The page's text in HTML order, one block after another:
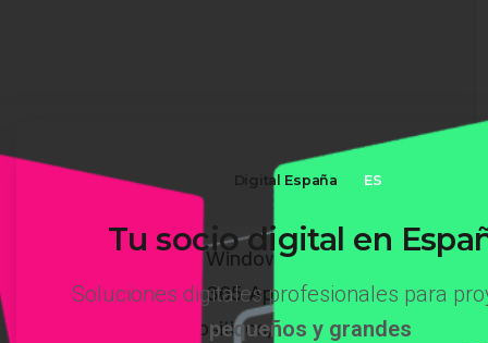
Podemos valorar Windows Autopilot,
Intune, Microsoft 365 Apps, configuración
estándar de dispositivos, endpoint
Digital España ES
Tu socio digital en
Soluciones digitales profesionales para
pequeños y grandes